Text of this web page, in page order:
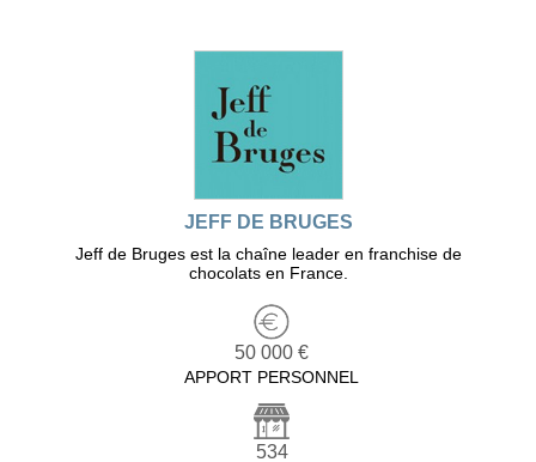
JEFF DE BRUGES
Jeff de Bruges est la chaîne leader en franchise de
chocolats en France.
50 000 €
APPORT PERSONNEL
534